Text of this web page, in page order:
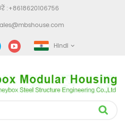
:+8618620106756
Hindi